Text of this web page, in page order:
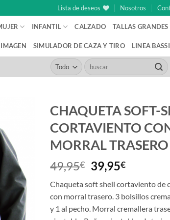
Lista de deseos Nosotros
INFANTIL CALZADO TALLAS GRANDES
IMAGEN SIMULADOR DE CAZA Y TIRO LINEA
Buscar
por:
CHAQUETA SOFT-
CORTAVIENTO
MORRAL TRASERO
49,95€ El
precio
original
era:
49,95€.
39,95€El
actual
es:
39,95€.
Chaqueta soft shell cortaviento de
con morral trasero. 3 bolsillos
y 1 al pecho. Morral cremallera